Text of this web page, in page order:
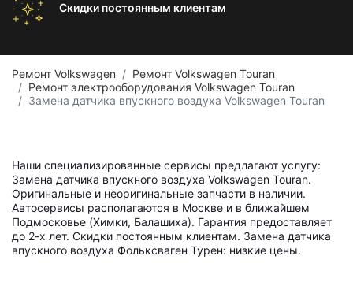
Скидки постоянным клиентам
Ремонт Volkswagen
Ремонт Volkswagen Touran
Ремонт электрооборудования Volkswagen Touran
Замена датчика впускного воздуха Volkswagen Touran
Наши специализированные сервисы предлагают услугу:
Замена датчика впускного воздуха Volkswagen Touran.
Оригинальные и неоригинальные запчасти в наличии.
Автосервисы располагаются в Москве и в ближайшем
Подмосковье (Химки, Балашиха). Гарантия предоставляет
до 2-х лет. Скидки постоянным клиентам. Замена датчика
впускного воздуха Фольксваген Турен: низкие цены.